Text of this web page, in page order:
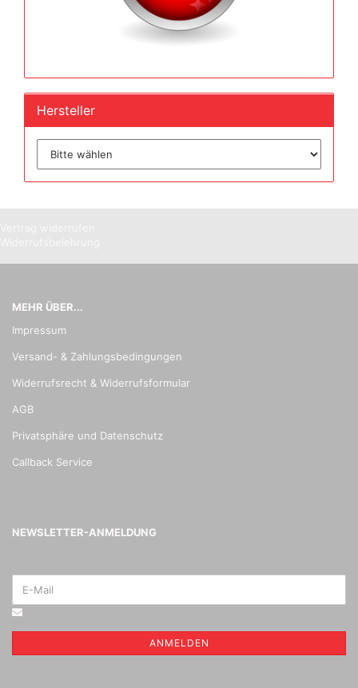
Hersteller
MEHR ÜBER...
Impressum
Versand- & Zahlungsbedingungen
Widerrufsrecht & Widerrufsformular
AGB
Privatsphäre und Datenschutz
Callback Service
NEWSLETTER-ANMELDUNG
ANMELDEN